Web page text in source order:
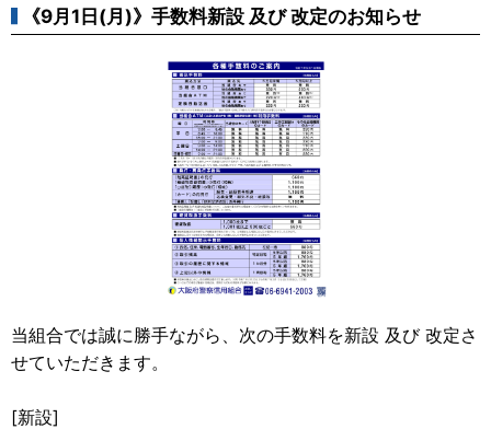
《9月1日(月)》手数料新設 及び 改定のお知らせ
当組合では誠に勝手ながら、次の手数料を新設 及び 改定さ
せていただきます。
[新設]